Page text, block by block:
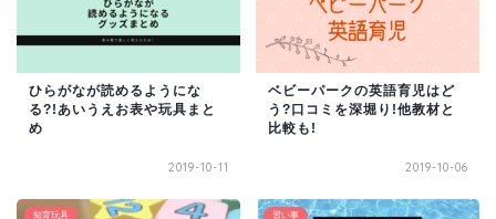
ひらがなが読めるようにな
る?!あいうえお表や玩具まと
め
2019-10-11
ベビーパークの英語育児はど
う?口コミを深堀り!他教材と
比較も!
2019-10-06
知育玩具 習い事